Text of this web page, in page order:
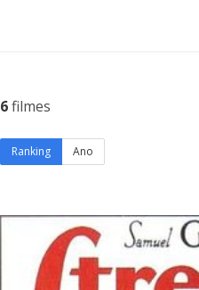
6filmes
Ranking Ano